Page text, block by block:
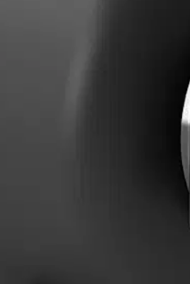
tai siirrettävänä kasteluvesipumppuna
palautetta.